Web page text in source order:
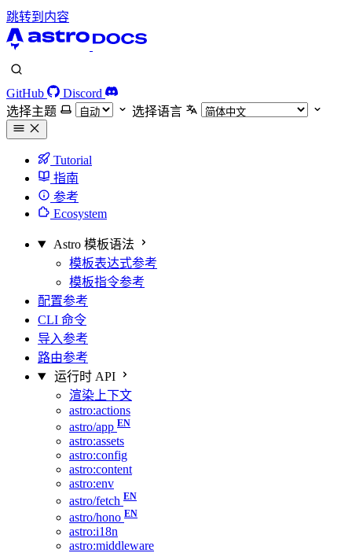
跳转到内容
GitHub
Discord
选择主题
选择语言
Tutorial
指南
参考
Ecosystem
Astro 模板语法
模板表达式参考
模板指令参考
配置参考
CLI 命令
导入参考
路由参考
运行时 API
渲染上下文
astro:actions
astro/app
astro:assets
astro:config
astro:content
astro:env
astro/fetch
astro/hono
astro:i18n
astro:middleware